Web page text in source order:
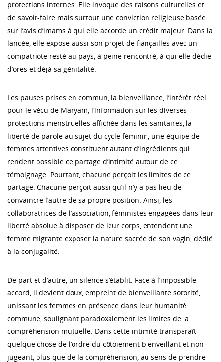
protections internes. Elle invoque des raisons culturelles et
de savoir-faire mais surtout une conviction religieuse basée
sur l’avis d’imams à qui elle accorde un crédit majeur. Dans la
lancée, elle expose aussi son projet de fiançailles avec un
compatriote resté au pays, à peine rencontré, à qui elle dédie
d’ores et déjà sa génitalité.
Les pauses prises en commun, la bienveillance, l’intérêt réel
pour le vécu de Maryam, l’information sur les diverses
protections menstruelles affichée dans les sanitaires, la
liberté de parole au sujet du cycle féminin, une équipe de
femmes attentives constituent autant d’ingrédients qui
rendent possible ce partage d’intimité autour de ce
témoignage. Pourtant, chacune perçoit les limites de ce
partage. Chacune perçoit aussi qu’il n’y a pas lieu de
convaincre l’autre de sa propre position. Ainsi, les
collaboratrices de l’association, féministes engagées dans leur
liberté absolue à disposer de leur corps, entendent une
femme migrante exposer la nature sacrée de son vagin, dédié
à la conjugalité.
De part et d’autre, un silence s’établit. Face à l’impossible
accord, il devient doux, empreint de bienveillante sororité,
unissant les femmes en présence dans leur humanité
commune, soulignant paradoxalement les limites de la
compréhension mutuelle. Dans cette intimité transparaît
quelque chose de l’ordre du côtoiement bienveillant et non
jugeant, plus que de la compréhension, au sens de prendre